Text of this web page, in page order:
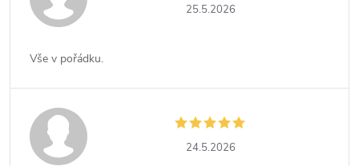
25.5.2026
Vše v pořádku.
24.5.2026